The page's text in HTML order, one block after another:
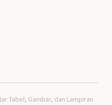
Tabel, Gambar, dan Lampiran